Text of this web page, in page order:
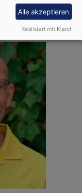
Alle akzeptieren
Realisiert mit Klaro!